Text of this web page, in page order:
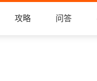
攻略 问答